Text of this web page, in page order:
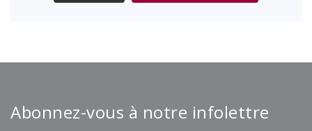
Abonnez-vous à notre infolettre